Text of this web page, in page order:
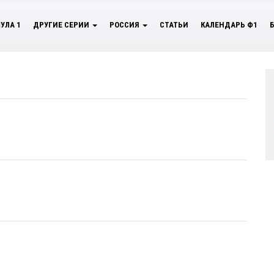
1 ДРУГИЕ СЕРИИ РОССИЯ СТАТЬИ КАЛЕНДАРЬ Ф1